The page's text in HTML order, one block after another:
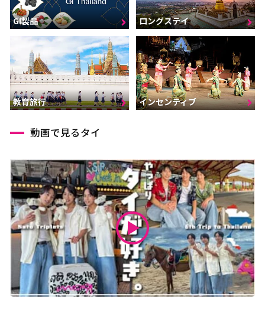
GI製品 ロングステイ
教育旅行 インセンティブ
動画で見るタイ